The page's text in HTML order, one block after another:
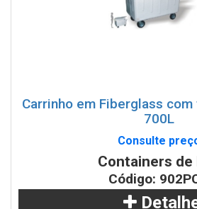
Carrinho em Fiberglass
700L
Consulte
Containers de
Código: